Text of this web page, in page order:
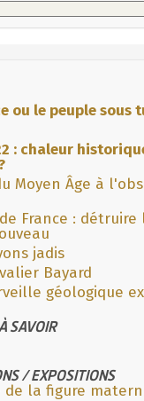
ou le peuple sous
: chaleur
Moyen Âge à
France : détruire
jadis
Bayard
géologique
SAVOIR
/ EXPOSITIONS
de la figure